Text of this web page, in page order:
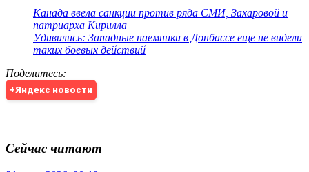
Канада ввела санкции против ряда СМИ, Захаровой и
патриарха Кирилла
Удивились: Западные наемники в Донбассе еще не видели
таких боевых действий
Поделитесь:
+Яндекс новости
Сейчас читают